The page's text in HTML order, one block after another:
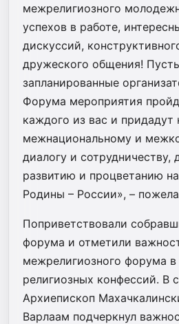
межрелигиозного
успехов в работе,
дискуссий,
дружеского общения!
запланированные
Форума мероприятия
каждого из вас и придадут
межнациональному и
диалогу и сотрудничеству,
развитию и процветанию
Родины – России», –
Поприветствовали
форума и отметили
межрелигиозного форума в
религиозных конфессий. В
Архиепископ
Варлаам подчеркнул